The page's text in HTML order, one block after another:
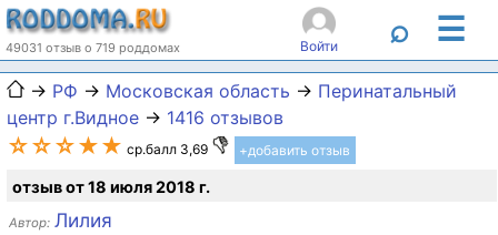
49031 отзыв о 719 роддомах Войти ⌕ ☰
→ РФ → Московская область → Перинатальный
центр г.Видное → 1416 отзывов
☆☆☆★★ ср.балл 3,69 +добавить отзыв
отзыв от 18 июля 2018 г.
Автор: Лилия